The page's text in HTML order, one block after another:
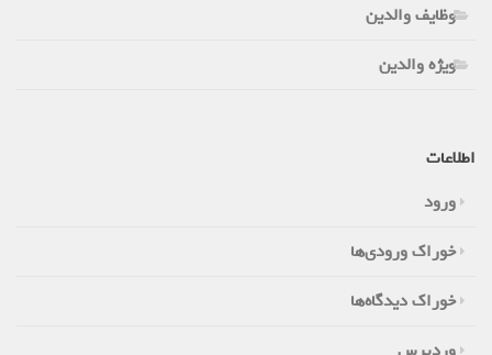
وظایف والدین
ویژه والدین
اطلاعات
ورود
خوراک ورودی‌ها
خوراک دیدگاه‌ها